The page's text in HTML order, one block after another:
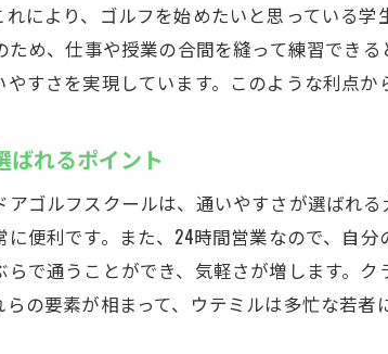
フィットネスとゴ
初心者も上級者も満足
初心者向けの丁寧
多様なプログラム
友人や家族と一緒
フィードバックが
れにより、ゴルフを始めたいと思っている
ため、仕事や授業の合間を縫って練習でき
すさを実現しています。このような利点
ばれるポイント
アゴルフスクールは、通いやすさが選ばれ
に便利です。また、24時間営業なので、自
らで通うことができ、気軽さが増します。
の要素が相まって、ウテミルは多忙な若